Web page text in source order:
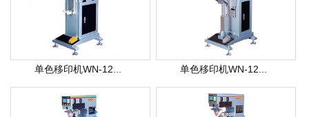
单色移印机WN-12... 单色移印机WN-12...